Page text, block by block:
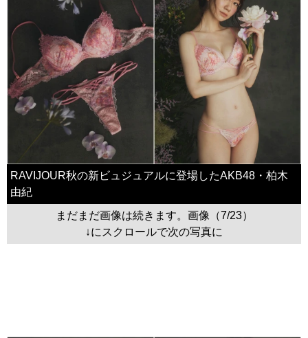
RAVIJOUR秋の新ビュジュアルに登場したAKB48・柏木
由紀
まだまだ画像は続きます。画像（7/23）
↓にスクロールで次の写真に